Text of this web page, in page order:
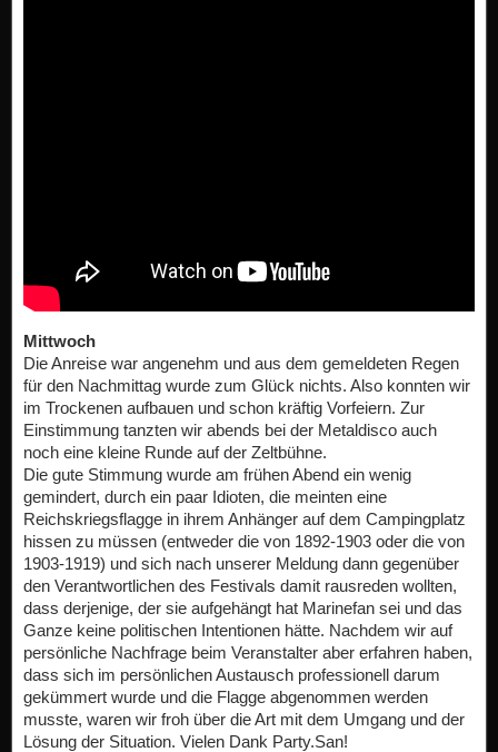
Mittwoch
Die Anreise war angenehm und aus dem gemeldeten Regen
für den Nachmittag wurde zum Glück nichts. Also konnten wir
im Trockenen aufbauen und schon kräftig Vorfeiern. Zur
Einstimmung tanzten wir abends bei der Metaldisco auch
noch eine kleine Runde auf der Zeltbühne.
Die gute Stimmung wurde am frühen Abend ein wenig
gemindert, durch ein paar Idioten, die meinten eine
Reichskriegsflagge in ihrem Anhänger auf dem Campingplatz
hissen zu müssen (entweder die von 1892-1903 oder die von
1903-1919) und sich nach unserer Meldung dann gegenüber
den Verantwortlichen des Festivals damit rausreden wollten,
dass derjenige, der sie aufgehängt hat Marinefan sei und das
Ganze keine politischen Intentionen hätte. Nachdem wir auf
persönliche Nachfrage beim Veranstalter aber erfahren haben,
dass sich im persönlichen Austausch professionell darum
gekümmert wurde und die Flagge abgenommen werden
musste, waren wir froh über die Art mit dem Umgang und der
Lösung der Situation. Vielen Dank Party.San!